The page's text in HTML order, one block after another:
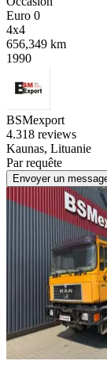
Euro 0
4x4
656,349 km
1990
BSMexport
4.318 reviews
Kaunas, Lituanie
Par requête
Envoyer un